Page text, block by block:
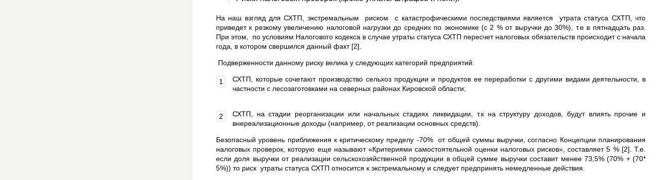
На наш взгляд для СХТП, экстремальным риском с катастрофическими последствиями является утрата статуса СХТП, что
приведет к резкому увеличению налоговой нагрузки до средних по экономике (с 2 % от выручки до 30%), т.е в пятнадцать раз.
При этом, по условиям Налогового кодекса в случае утраты статуса СХТП пересчет налоговых обязательств происходит с начала
года, в котором свершился данный факт [2].
Подверженности данному риску велика у следующих категорий предприятий:
СХТП, которые сочетают производство сельхоз продукции и продуктов ее переработки с другими видами деятельности, в
частности с лесозаготовками на северных районах Кировской области;
СХТП, на стадии реорганизации или начальных стадиях ликвидации, т.к на структуру доходов, будут влиять прочие и
внереализационные доходы (например, от реализации основных средств).
Безопасный уровень приближения к критическому пределу -70% от общей суммы выручки, согласно Концепции планирования
налоговых проверок, которую еще называют «Критериями самостоятельной оценки налоговых рисков», составляет 5 % [2]. Т.е.
если доля выручки от реализации сельскохозяйственной продукции в общей сумме выручки составит менее 73,5% (70% + (70*
5%)) то риск утраты статуса СХТП относится к экстремальному и следует предпринять немедленные действия.